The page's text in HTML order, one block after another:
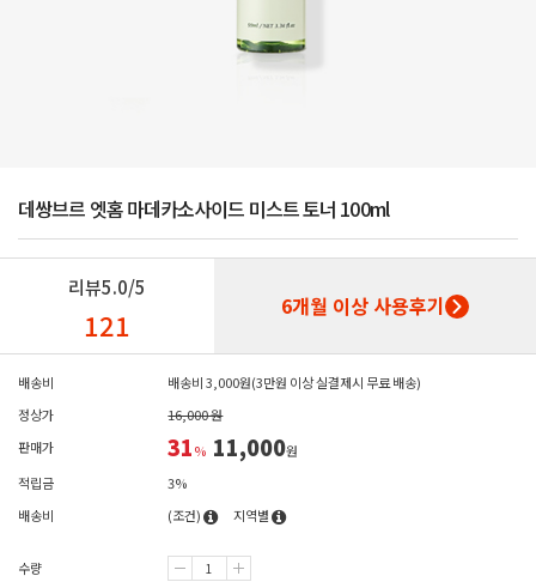
데쌍브르 엣홈 마데카소사이드 미스트 토너 100ml
리뷰5.0/5
121 6개월 이상 사용후기
배송비
배송비 3,000원(3만원 이상 실결제시 무료 배송)
정상가
16,000 원
판매가
31% 11,000원
적립금
3%
배송비
(조건) 지역별
수량